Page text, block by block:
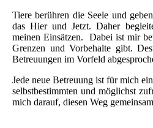
Tiere berühren die Seele und
das Hier und Jetzt. Daher
meinen Einsätzen. Dabei ist mir
Grenzen und Vorbehalte gibt.
Betreuungen im Vorfeld
Jede neue Betreuung ist für mich
selbstbestimmten und möglichst
mich darauf, diesen Weg